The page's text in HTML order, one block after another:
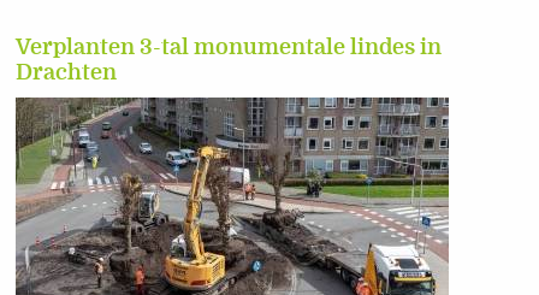
Verplanten 3-tal monumentale lindes in
Drachten